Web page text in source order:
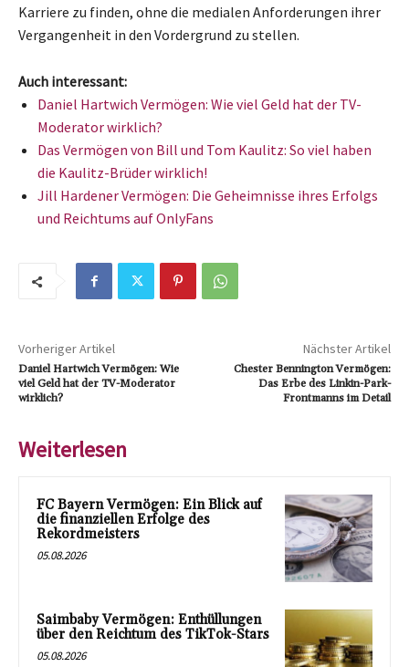
Karriere zu finden, ohne die medialen Anforderungen ihrer
Vergangenheit in den Vordergrund zu stellen.
Auch interessant:
Daniel Hartwich Vermögen: Wie viel Geld hat der TV-
Moderator wirklich?
Das Vermögen von Bill und Tom Kaulitz: So viel haben
die Kaulitz-Brüder wirklich!
Jill Hardener Vermögen: Die Geheimnisse ihres Erfolgs
und Reichtums auf OnlyFans
Vorheriger Artikel
Daniel Hartwich Vermögen: Wie
viel Geld hat der TV-Moderator
wirklich?
Nächster Artikel
Chester Bennington Vermögen:
Das Erbe des Linkin-Park-
Frontmanns im Detail
Weiterlesen
FC Bayern Vermögen: Ein Blick auf
die finanziellen Erfolge des
Rekordmeisters
05.08.2026
Saimbaby Vermögen: Enthüllungen
über den Reichtum des TikTok-Stars
05.08.2026